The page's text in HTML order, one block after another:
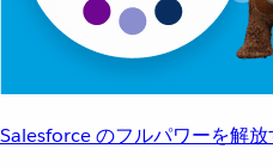
Salesforce のフルパワーを解